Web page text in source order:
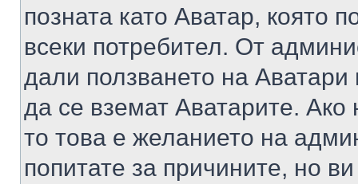
позната като Аватар, която
всеки потребител. От
дали ползването на
да се вземат Аватарите.
то това е желанието на
попитате за причините, но